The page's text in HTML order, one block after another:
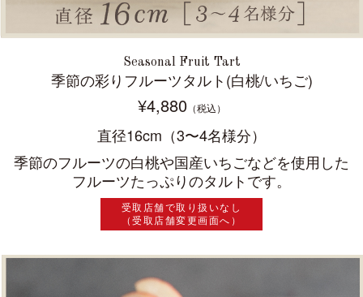
Seasonal Fruit Tart
季節の彩りフルーツタルト(白桃/いちご)
¥4,880 （税込）
直径16cm（3〜4名様分）
季節のフルーツの白桃や国産いちごなどを使用した
フルーツたっぷりのタルトです。
受取店舗で取り扱いなし
（受取店舗変更画面へ）